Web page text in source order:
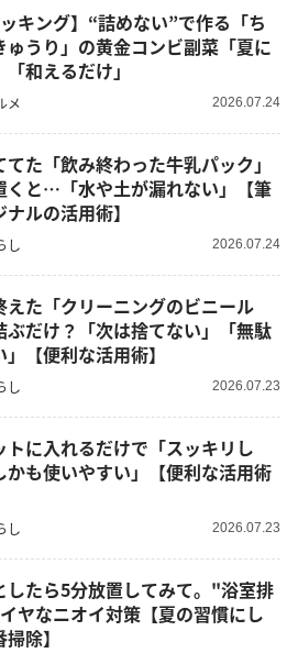
ッキング】“詰めない”で作る「ち
ゅうり」の黄金コンビ副菜「夏に
和えるだけ」
メ 2026.07.24
てた「飲み終わった牛乳パック」
くと…「水や土が漏れない」【筆
ルの活用術】
し 2026.07.24
えた「クリーニングのビニール
ぶだけ？「次は捨てない」「無駄
【便利な活用術】
し 2026.07.23
トに入れるだけで「スッキリし
かも使いやすい」【便利な活用術
し 2026.07.23
したら5分放置してみて。"浴室排
ヤなニオイ対策【夏の習慣にし
除】